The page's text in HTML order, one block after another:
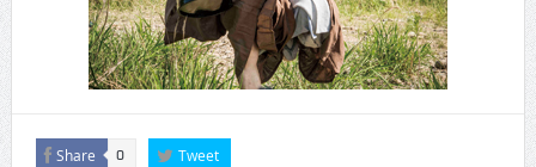
CINEMA×STYLE 294号
Share 0 Tweet